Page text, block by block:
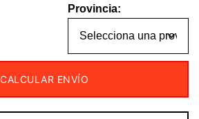
Provincia:
CALCULAR ENVÍO